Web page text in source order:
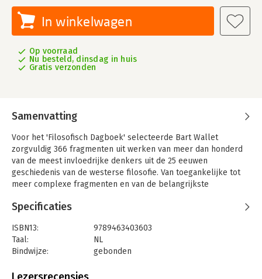
In winkelwagen
Op voorraad
Nu besteld, dinsdag in huis
Gratis verzonden
Samenvatting
Voor het 'Filosofisch Dagboek' selecteerde Bart Wallet
zorgvuldig 366 fragmenten uit werken van meer dan honderd
van de meest invloedrijke denkers uit de 25 eeuwen
geschiedenis van de westerse filosofie. Van toegankelijke tot
meer complexe fragmenten en van de belangrijkste
dagboek een bron van wijsheid. Niet alleen voor iedereen die
zoek is naar de zin en betekenis van ons bestaan. Het is
verrassend hoe actueel vele stukken zijn, alsof ze niet eeuwen
geleden waren geschreven, maar gisteren. Elk fragment is een
Specificaties
ISBN13:
9789463403603
Taal:
NL
Bindwijze:
gebonden
Uitgever: